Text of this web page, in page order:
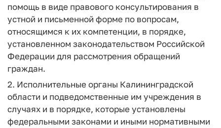
помощь в виде правового консультирования в
устной и письменной форме по вопросам,
относящимся к их компетенции, в порядке,
установленном законодательством Российской
Федерации для рассмотрения обращений
граждан.
2. Исполнительные органы Калининградской
области и подведомственные им учреждения в
случаях и в порядке, которые установлены
федеральными законами и иными нормативными